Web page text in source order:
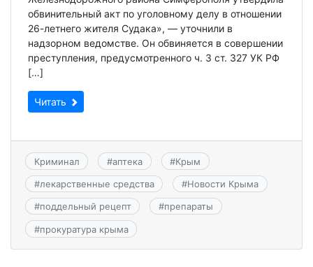
обвинительный акт по уголовному делу в отношении
26-летнего жителя Судака», — уточнили в
надзорном ведомстве. Он обвиняется в совершении
преступления, предусмотренного ч. 3 ст. 327 УК РФ
[…]
Читать
Криминал #аптека #Крым
#лекарственные средства #Новости Крыма
#поддельный рецепт #препараты
#прокуратура крыма